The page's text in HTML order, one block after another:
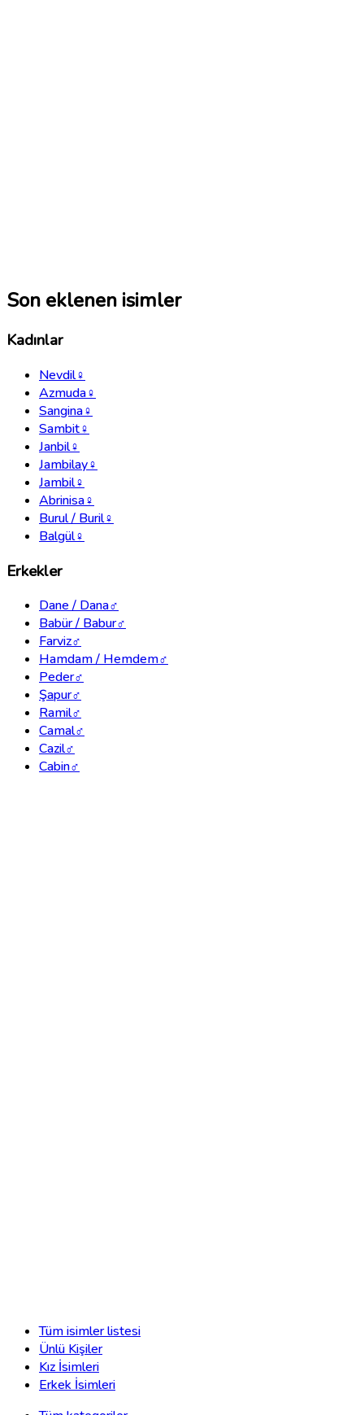
Son eklenen isimler
Kadınlar
Nevdil♀
Azmuda♀
Sangina♀
Sambit♀
Janbil♀
Jambilay♀
Jambil♀
Abrinisa♀
Burul / Buril♀
Balgül♀
Erkekler
Dane / Dana♂
Babür / Babur♂
Farviz♂
Hamdam / Hemdem♂
Peder♂
Şapur♂
Ramil♂
Camal♂
Cazil♂
Cabin♂
Tüm isimler listesi
Ünlü Kişiler
Kız İsimleri
Erkek İsimleri